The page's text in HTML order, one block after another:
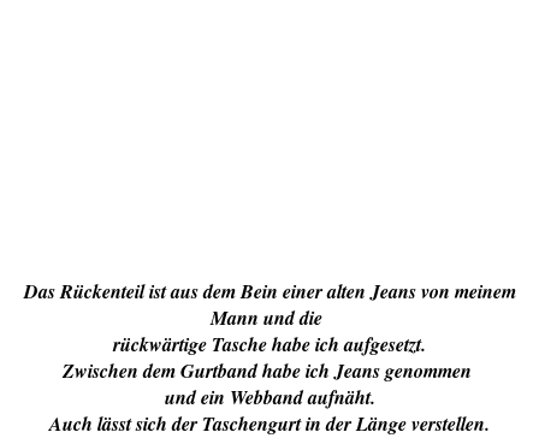
Das Rückenteil ist aus dem Bein einer alten Jeans von meinem
Mann und die
rückwärtige Tasche habe ich aufgesetzt.
Zwischen dem Gurtband habe ich Jeans genommen
und ein Webband aufnäht.
Auch lässt sich der Taschengurt in der Länge verstellen.